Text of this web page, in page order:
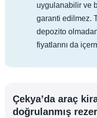
uygulanabilir ve
garanti edilmez.
depozito
fiyatlarını da
Çekya’da araç
doğrulanmış